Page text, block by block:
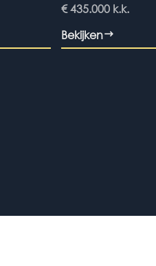
€ 435.000 k.k.
Bekijken